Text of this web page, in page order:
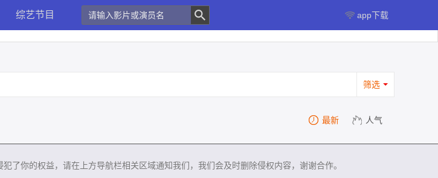
综艺节目 app下载
筛选
最新 人气
了你的权益，请在上方导航栏相关区域通知我们，我们会及时删除侵权内容，谢谢合作。